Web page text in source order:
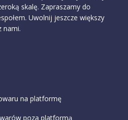
skalę. Zapraszamy do
Uwolnij jeszcze większy
nami.
na platformę
poza platformą